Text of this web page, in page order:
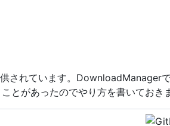
されています。DownloadManager
とがあったのでやり方を書いておき